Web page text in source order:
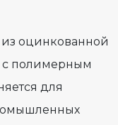
из оцинкованной
с полимерным
для